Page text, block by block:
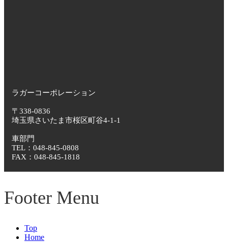
ラガーコーポレーション
〒338-0836
埼玉県さいたま市桜区町谷4-1-1
車部門
TEL：048-845-0808
FAX：048-845-1818
Footer Menu
Top
Home